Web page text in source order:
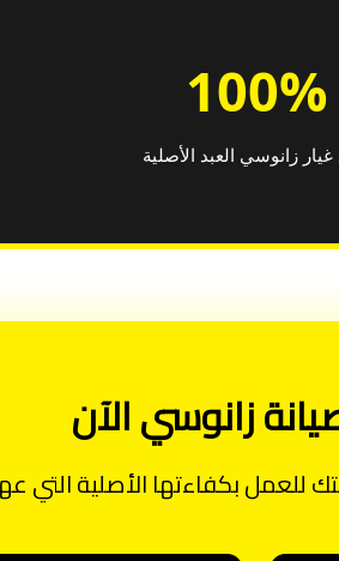
100%
زانوسي العبد الأصلية
زانوسي الآن
للعمل بكفاءتها الأصلية التي